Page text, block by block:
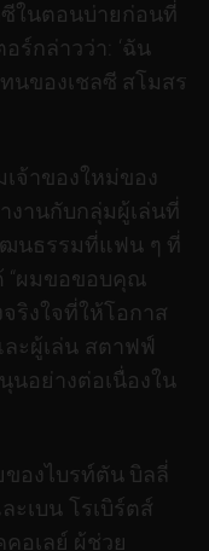
ในตอนบ่ายก่อนที่
ร์กล่าวว่า: ‘ฉัน
นของเชลซี สโมสร
จ้าของใหม่ของ
งานกับกลุ่มผู้เล่นที่
นธรรมที่แฟน ๆ ที่
“ผมขอขอบคุณ
ริงใจที่ให้โอกาส
ะผู้เล่น สตาฟฟ์
นอย่างต่อเนื่องใน
องไบรท์ตัน บิลลี่
ะเบน โรเบิร์ตส์
อเลย์ ผู้ช่วย